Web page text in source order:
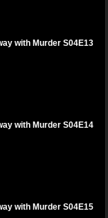
with Murder S04E13
with Murder S04E14
with Murder S04E15